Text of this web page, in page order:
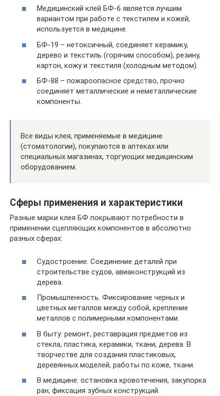
Медицинский клей БФ-6 является лучшим
вариантом при работе с текстилем и кожей,
используется в медицине.
БФ-19 – нетоксичный, соединяет керамику,
дерево и текстиль (горячим способом), резину,
картон, кожу и текстиля (холодным методом).
БФ-88 – пожароопасное средство, прочно
соединяет металлические и неметаллические
компоненты.
Все виды клея, применяемые в медицине
(стоматологии), покупаются в аптеках или
специальных магазинах, торгующих медицинским
оборудованием.
Сферы применения и характеристики
Разные марки клея БФ покрывают потребности в
применении сцепляющих компонентов в абсолютно
разных сферах:
Судостроение. Соединение деталей при
строительстве судов, авиаконструкций из
дерева.
Промышленность. Фиксирование черных и
цветных металлов между собой, крепление
металлов с полимерными компонентами.
В быту: ремонт, реставрация предметов из
стекла, пластика, керамики, ткани, дерева. В
творчестве для создания пластиковых,
деревянных моделей, работы по коже, ткани.
В медицине: остановка кровотечения, закупорка
ран, фиксация зубных конструкций.